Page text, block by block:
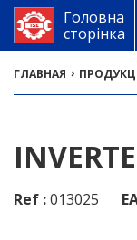
Головна
сторінка
ГЛАВНАЯ ›
Ref :013025